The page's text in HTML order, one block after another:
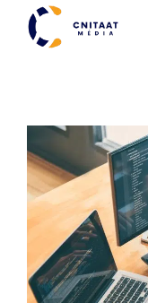
Aller
contenu